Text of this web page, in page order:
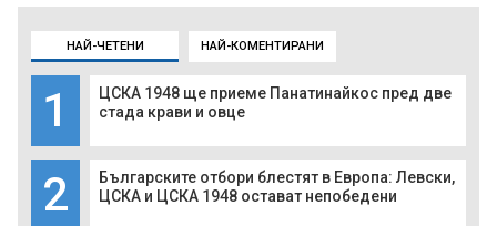
НАЙ-ЧЕТЕНИ НАЙ-КОМЕНТИРАНИ
1
ЦСКА 1948 ще приеме Панатинайкос пред две
стада крави и овце
2
Българските отбори блестят в Европа: Левски,
ЦСКА и ЦСКА 1948 остават непобедени